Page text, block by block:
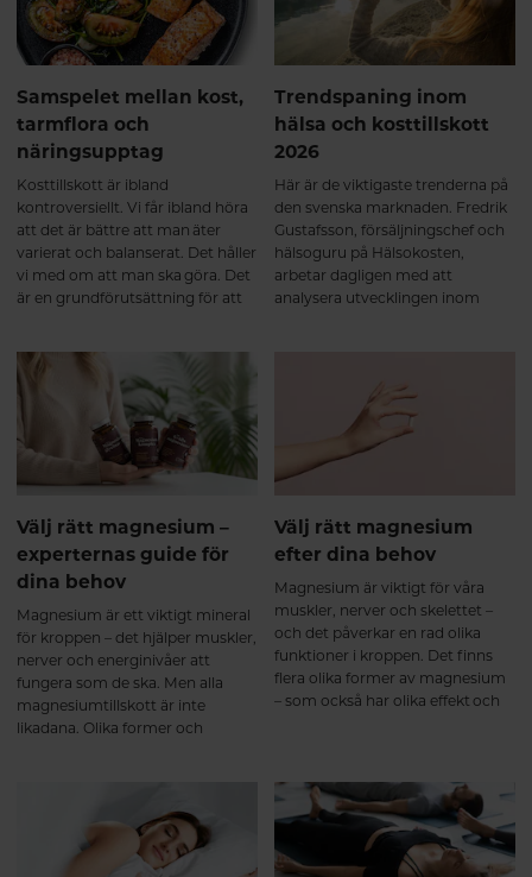
Samspelet mellan kost,
tarmflora och
näringsupptag
Kosttillskott är ibland
kontroversiellt. Vi får ibland höra
att det är bättre att man äter
varierat och balanserat. Det håller
vi med om att man ska göra. Det
är en grundförutsättning för att
med så ska vi dela ett av de bästa
hälsohacken vi vet för att
optimalt tillgodogöra dig
näringen från den mat du äter.
Trendspaning inom
hälsa och kosttillskott
2026
Här är de viktigaste trenderna på
den svenska marknaden. Fredrik
Gustafsson, försäljningschef och
hälsoguru på Hälsokosten,
arbetar dagligen med att
analysera utvecklingen inom
sin trendspaning – sex tydliga
trender som formar
kosttillskottsmarknaden i Sverige
Välj rätt magnesium –
experternas guide för
dina behov
Magnesium är ett viktigt mineral
för kroppen – det hjälper muskler,
nerver och energinivåer att
fungera som de ska. Men alla
magnesiumtillskott är inte
likadana. Olika former och
igenom fyra populära alternativ
så du lättare kan välja rätt.
Välj rätt magnesium
efter dina behov
Magnesium är viktigt för våra
muskler, nerver och skelettet –
och det påverkar en rad olika
funktioner i kroppen. Det finns
flera olika former av magnesium
– som också har olika effekt och
produkt efter dina behov.